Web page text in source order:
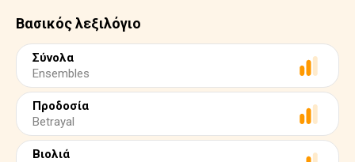
Βασικός λεξιλόγιο
Σύνολα
Ensembles
Προδοσία
Betrayal
Βιολιά